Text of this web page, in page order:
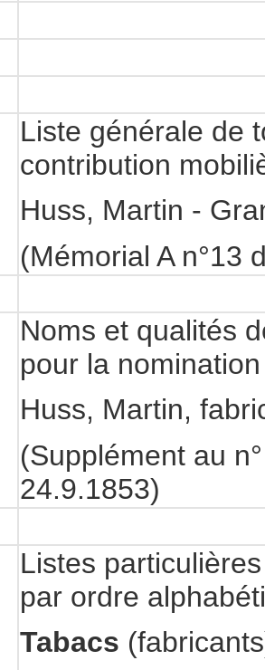
Liste générale de
contribution
Huss, Martin -
(Mémorial A n°13
Noms et qualités
pour la
Huss, Martin,
(Supplément au
24.9.1853)
Listes
par ordre
Tabacs